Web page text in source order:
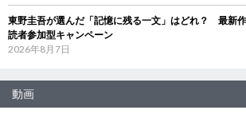
東野圭吾が選んだ「記憶に残る一文」はどれ？ 最新
読者参加型キャンペーン
2026年8月7日
動画